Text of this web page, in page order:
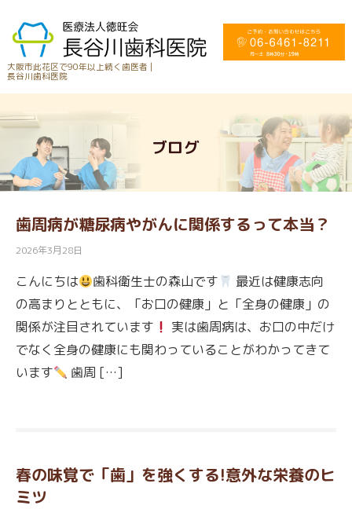
大阪市此花区で90年以上続く歯医者 |
長谷川歯科医院
ブログ
歯周病が糖尿病やがんに関係するって本当？
2026年3月28日
こんにちは 歯科衛生士の森山です
最近は健康志向
の高まりとともに、「お口の健康」と「全身の健康」の
関係が注目されています
実は歯周病は、お口の中だけ
でなく全身の健康にも関わっていることがわかってきて
います
歯周 […]
春の味覚で「歯」を強くする!意外な栄養のヒ
ミツ